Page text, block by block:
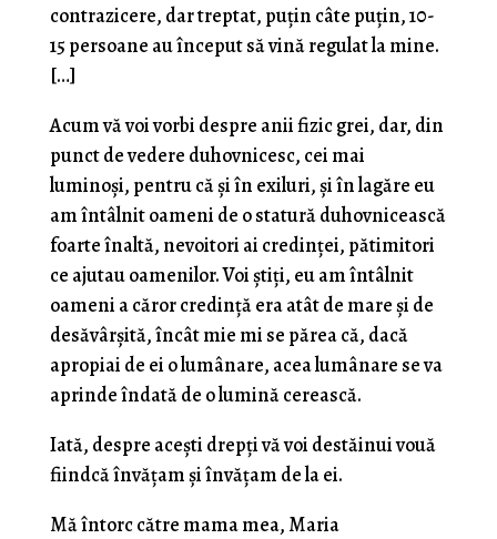
contrazicere, dar treptat, puţin câte puţin, 10-
15 persoane au început să vină regulat la mine.
[…]
Acum vă voi vorbi despre anii fizic grei, dar, din
punct de vedere duhovnicesc, cei mai
luminoși, pentru că și în exiluri, și în lagăre eu
am întâlnit oameni de o statură duhovnicească
foarte înaltă, nevoitori ai credinței, pătimitori
ce ajutau oamenilor. Voi știți, eu am întâlnit
oameni a căror credință era atât de mare și de
desăvârșită, încât mie mi se părea că, dacă
apropiai de ei o lumânare, acea lumânare se va
aprinde îndată de o lumină cerească.
Iată, despre acești drepți vă voi destăinui vouă
fiindcă învățam și învățam de la ei.
Mă întorc către mama mea, Maria